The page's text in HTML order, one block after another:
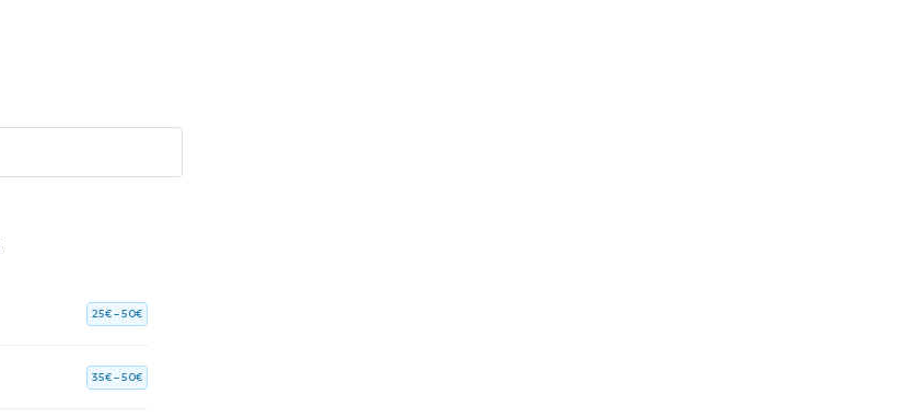
25€ – 50€
35€ – 50€